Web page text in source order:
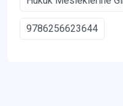
9786256623644